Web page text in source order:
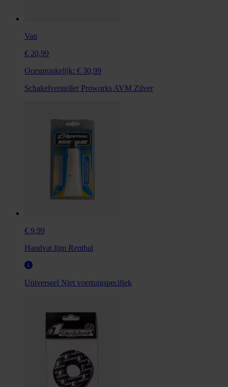
Van
€ 20,99
Oorspronkelijk: € 30,99
Schakelversteller Proworks AVM Zilver
€ 9,99
Handvat lijm Renthal
Universeel Niet voertuigspecifiek